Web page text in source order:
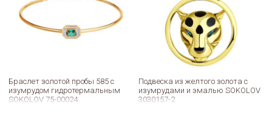
Браслет золотой пробы 585 с
изумрудом гидротермальным
SOKOLOV 75-00024
Подвеска из желтого золота с
изумрудами и эмалью SOKOLOV
3030157-2